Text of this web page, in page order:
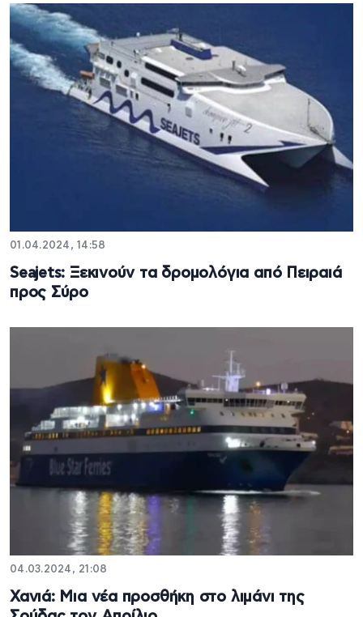
01.04.2024, 14:58
Seajets: Ξεκινούν τα δρομολόγια από Πειραιά
προς Σύρο
04.03.2024, 21:08
Χανιά: Μια νέα προσθήκη στο λιμάνι της